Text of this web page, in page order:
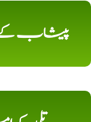
پیشاب کے